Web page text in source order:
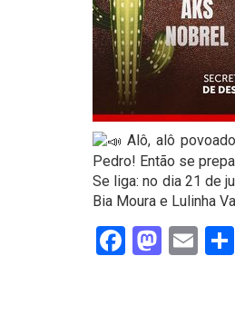
Alô, alô
Pedro! Então se
Se liga: no dia 21 de
Bia Moura e Lulinha
Facebook